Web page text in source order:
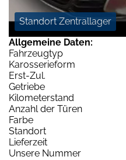
Standort Zentrallager
Allgemeine Daten:
Fahrzeugtyp
Karosserieform
Erst-Zul.
Getriebe
Kilometerstand
Anzahl der Türen
Farbe
Standort
Lieferzeit
Unsere Nummer